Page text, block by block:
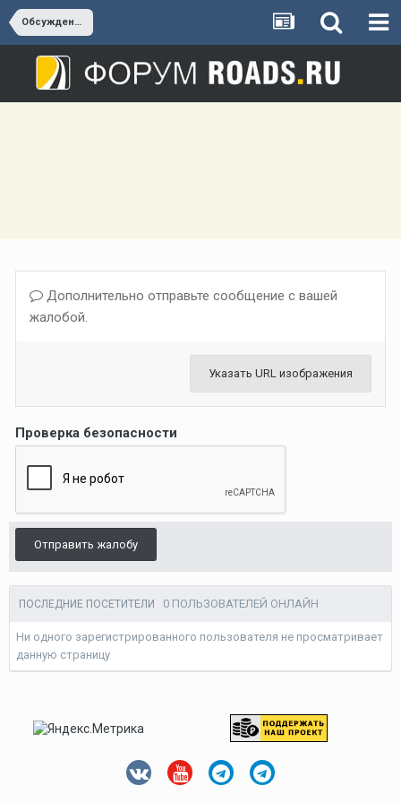
Обсуждение А-290 (Новороссийск - Керчь)
Дополнительно отправьте сообщение с вашей
жалобой.
Указать URL изображения
Проверка безопасности
Отправить жалобу
ПОСЛЕДНИЕ ПОСЕТИТЕЛИ 0 ПОЛЬЗОВАТЕЛЕЙ ОНЛАЙН
Ни одного зарегистрированного пользователя не просматривает
данную страницу